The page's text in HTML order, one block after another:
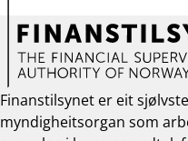
Finanstilsynet er eit
myndigheitsorgan som